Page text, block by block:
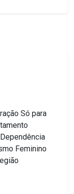
Só para
Feminino